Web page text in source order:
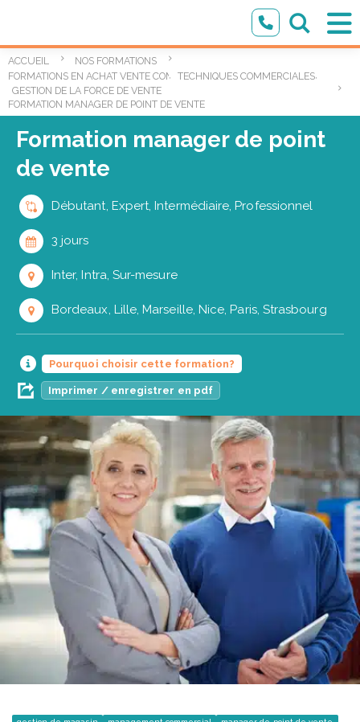
ACCUEIL
NOS FORMATIONS
FORMATIONS EN ACHAT VENTE COMMERCIAL
, TECHNIQUES COMMERCIALES,
GESTION DE LA FORCE DE VENTE
FORMATION MANAGER DE POINT DE VENTE
Formation manager de point
de vente
Débutant, Expert, Intermédiaire, Professionnel
3 jours
Inter, Intra, Sur-mesure
Bordeaux, Lille, Marseille, Nice, Paris, Strasbourg
Pourquoi choisir cette formation?
Imprimer / enregistrer en pdf